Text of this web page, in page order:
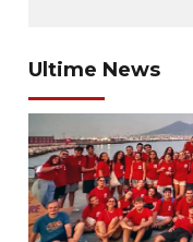
Ultime News